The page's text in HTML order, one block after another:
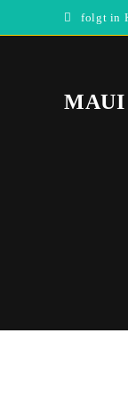
Inhalt
folgt in
MAUI